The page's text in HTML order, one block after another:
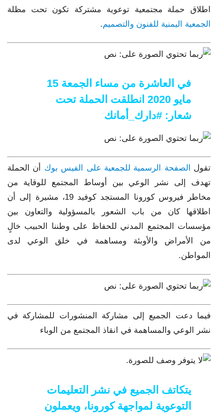
اطلاق حملة مجتمعية توعوية مشتركة تكون تحت مظلة
الجمعية اليمنية للفنون والتصميم.
في العاشرة من مساء الجمعة 15
مايو 2020 انطلقت الحملة تحت
شعار: #دارك_أمانك
تقول الصفحة الرسمية للجمعية على الفيس بوك أن الحملة
تهدف إلى نشر الوعي بين أوساط المجتمع للوقاية من
مخاطر فيروس كورونا المستجد كوفيد 19، مشيرة إلى أن
اطلاقها كان من باب الشعور بالمسؤولية والتعاون بين
مؤسسات المجتمع المدني للحفاظ على وطننا الحبيب خالٍ
من الأمراض والأوبئة ومساهمة في خلق الوعي لدى
المواطن.
فيما دعت الجميع إلى مشاركة المنشورات للمشاركة في
نشر الوعي والمساهمة في انقاذ المجتمع من الوباء
يتكاتف الجميع في نشر التعليمات
التوعوية لمواجهة كورونا، ويعملون